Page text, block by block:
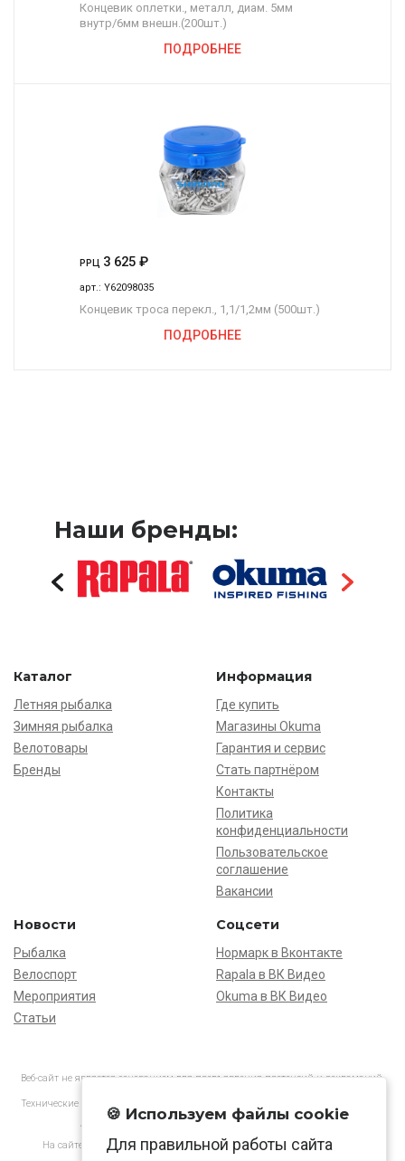
Концевик оплетки., металл, диам. 5мм
внутр/6мм внешн.(200шт.)
ПОДРОБНЕЕ
РРЦ 3 625 ₽
арт.: Y62098035
Концевик троса перекл., 1,1/1,2мм (500шт.)
ПОДРОБНЕЕ
Наши бренды:
Каталог
Летняя рыбалка
Зимняя рыбалка
Велотовары
Бренды
Информация
Где купить
Магазины Okuma
Гарантия и сервис
Стать партнёром
Контакты
Политика
конфиденциальности
Пользовательское
соглашение
Вакансии
Новости
Рыбалка
Велоспорт
Мероприятия
Статьи
Соцсети
Нормарк в Вконтакте
Rapala в ВК Видео
Okuma в ВК Видео
Веб-сайт не является основанием для предъявления претензий и рекламаций,
Технические характеристики товаров могут отличаться от указанных на сайте.
АО «Нормарк» ИНН 7728172512 ОГРН 1037739603505
На сайте применяютсярекомендательные технологиив соответствии
🍪 Используем файлы cookie
Для правильной работы сайта